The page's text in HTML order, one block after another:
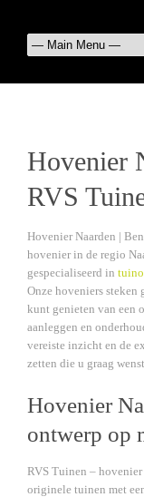
Hovenier
RVS
Hovenier Naarden |
hovenier in de regio
gespecialiseerd in
Onze hoveniers steken
kunt genieten van een
aanleggen en
vereiste inzicht en de
zetten die u graag
Hovenier
ontwerp op
RVS Tuinen –
originele tuinen met